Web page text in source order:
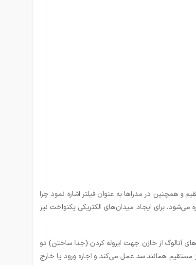
و همچنین در مدراها به عنوان فیلتر اشاره نمود چرا
برای ایجاد میدان‌های الکتریکی یکنواخت نیز
آنالوگ از خازن جهت ایزوله کردن (جدا ساختن) دو
مستقیم همانند سد عمل می‌کند و اجازه ورود یا خارج